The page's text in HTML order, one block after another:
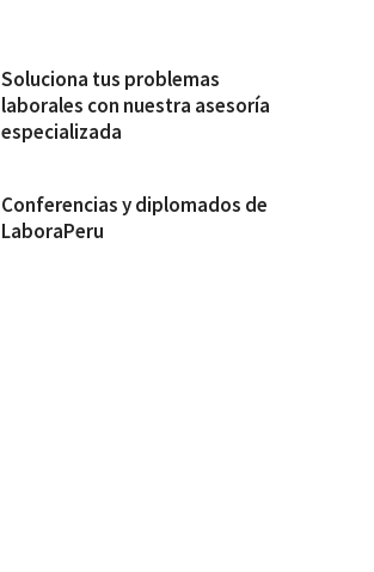
Soluciona tus problemas
laborales con nuestra asesoría
especializada
Conferencias y diplomados de
LaboraPeru